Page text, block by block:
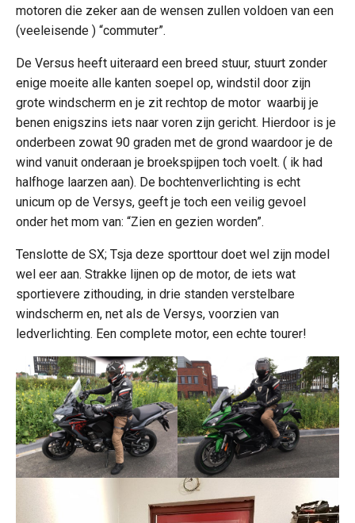
motoren die zeker aan de wensen zullen voldoen van een
(veeleisende ) “commuter”.
De Versus heeft uiteraard een breed stuur, stuurt zonder
enige moeite alle kanten soepel op, windstil door zijn
grote windscherm en je zit rechtop de motor waarbij je
benen enigszins iets naar voren zijn gericht. Hierdoor is je
onderbeen zowat 90 graden met de grond waardoor je de
wind vanuit onderaan je broekspijpen toch voelt. ( ik had
halfhoge laarzen aan). De bochtenverlichting is echt
unicum op de Versys, geeft je toch een veilig gevoel
onder het mom van: “Zien en gezien worden”.
Tenslotte de SX; Tsja deze sporttour doet wel zijn model
wel eer aan. Strakke lijnen op de motor, de iets wat
sportievere zithouding, in drie standen verstelbare
windscherm en, net als de Versys, voorzien van
ledverlichting. Een complete motor, een echte tourer!